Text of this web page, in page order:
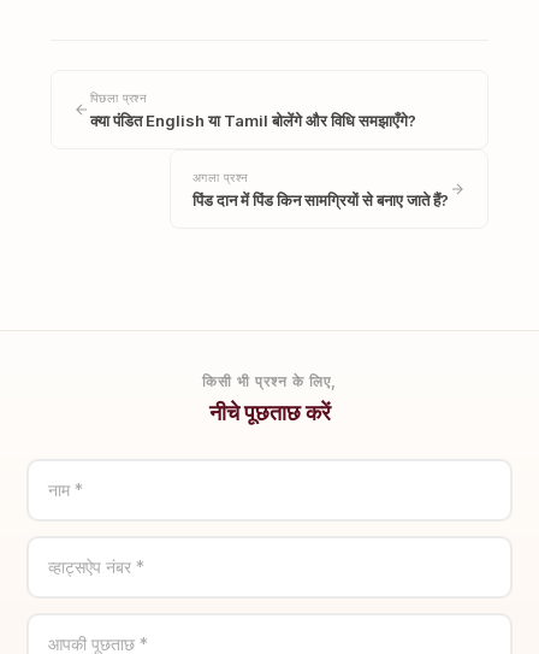
पिछला प्रश्न
क्या पंडित English या Tamil बोलेंगे और विधि समझाएँगे?
अगला प्रश्न
पिंड दान में पिंड किन सामग्रियों से बनाए जाते हैं?
किसी भी प्रश्न के लिए,
नीचे पूछताछ करें
नाम *
व्हाट्सऐप नंबर *
आपकी पूछताछ *